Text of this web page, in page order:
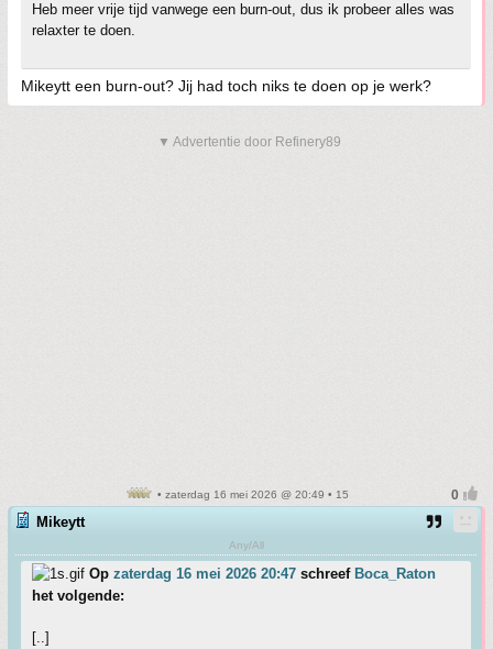
Heb meer vrije tijd vanwege een burn-out, dus ik probeer alles was
relaxter te doen.
Mikeytt een burn-out? Jij had toch niks te doen op je werk?
▼ Advertentie door Refinery89
• zaterdag 16 mei 2026 @ 20:49 • 15
Mikeytt
Any/All
Op zaterdag 16 mei 2026 20:47 schreef Boca_Raton
het volgende:
[..]